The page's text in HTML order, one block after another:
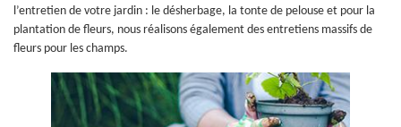
l’entretien de votre jardin : le désherbage, la tonte de pelouse et pour la
plantation de fleurs, nous réalisons également des entretiens massifs de
fleurs pour les champs.